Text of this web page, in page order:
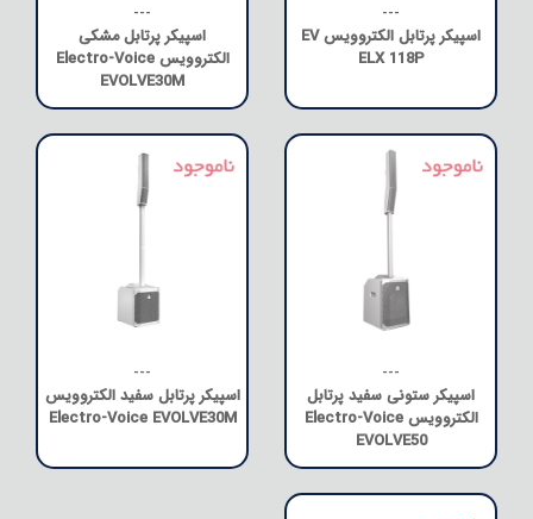
---
اسپیکر پرتابل الکتروویس EV
ELX 118P
---
اسپیکر پرتابل مشکی
الکتروویس Electro-Voice
EVOLVE30M
---
اسپیکر ستونی سفید پرتابل
الکتروویس Electro-Voice
EVOLVE50
---
اسپیکر پرتابل سفید الکتروویس
Electro-Voice EVOLVE30M